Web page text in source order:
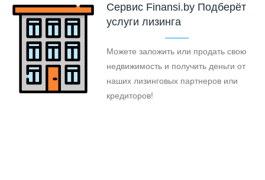
Cервис Finansi.by Подберёт
услуги лизинга
Можете заложить или продать свою
недвижимость и получить деньги от
наших лизинговых партнеров или
кредиторов!